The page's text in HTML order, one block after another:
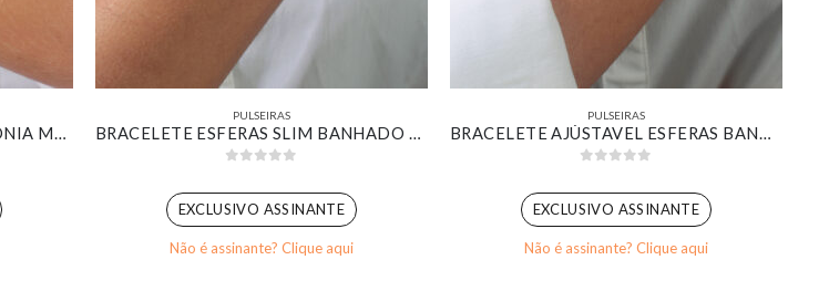
PULSEIRA 17 CM RIVIERA ZIRCÔNIA MARROM BANHADO EM OURO 18K
PULSEIRAS
BRACELETE ESFERAS SLIM BANHADO EM OURO BRANCO
EXCLUSIVO ASSINANTE
Não é assinante? Clique aqui
PULSEIRAS
BRACELETE AJÚSTAVEL ESFERAS BANHADO OURO 18K
EXCLUSIVO ASSINANTE
Não é assinante? Clique aqui